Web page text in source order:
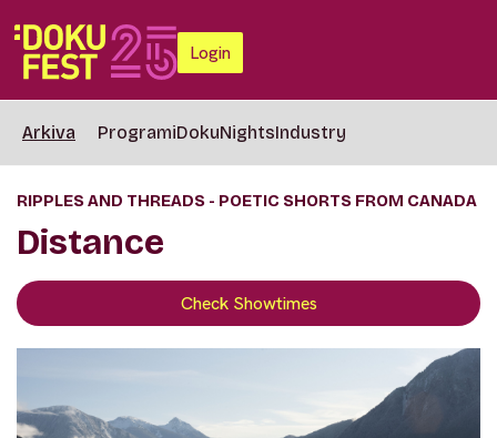
Login
Arkiva ProgramiDokuNightsIndustry
RIPPLES AND THREADS - POETIC SHORTS FROM CANADA
Distance
Check Showtimes